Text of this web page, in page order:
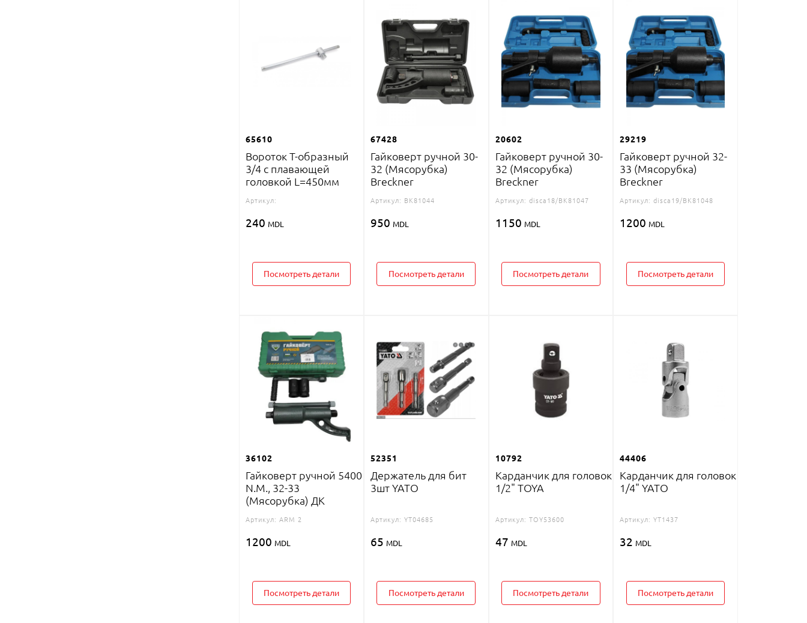
65610
Вороток Т-образный
3/4 с плавающей
головкой L=450мм
Артикул:
240 MDL
Посмотреть детали
67428
Гайковерт ручной 30-
32 (Мясорубка)
Breckner
Артикул: BK81044
950 MDL
Посмотреть детали
20602
Гайковерт ручной 30-
32 (Мясорубка)
Breckner
Артикул: disca18/BK81047
1150 MDL
Посмотреть детали
29219
Гайковерт ручной 32-
33 (Мясорубка)
Breckner
Артикул: disca19/BK81048
1200 MDL
Посмотреть детали
36102
Гайковерт ручной 5400
N.M., 32-33
(Мясорубка) ДК
Артикул: ARM 2
1200 MDL
Посмотреть детали
52351
Держатель для бит
3шт YATO
Артикул: YT04685
65 MDL
Посмотреть детали
10792
Карданчик для головок
1/2" TOYA
Артикул: TOY53600
47 MDL
Посмотреть детали
44406
Карданчик для головок
1/4" YATO
Артикул: YT1437
32MDL
Посмотреть детали